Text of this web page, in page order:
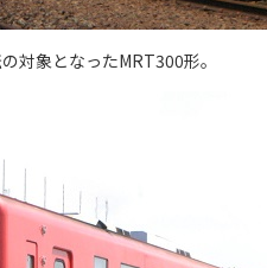
対象となったMRT300形。